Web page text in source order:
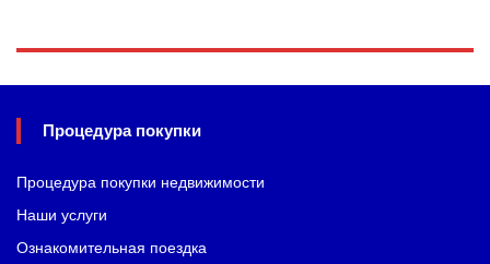
Процедура покупки
Процедура покупки недвижимости
Наши услуги
Ознакомительная поездка